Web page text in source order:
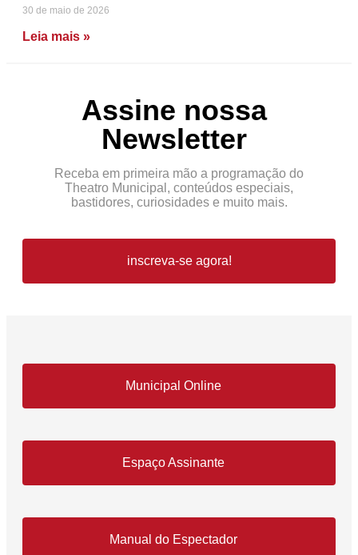
30 de maio de 2026
Leia mais »
Assine nossa
Newsletter
Receba em primeira mão a programação do
Theatro Municipal, conteúdos especiais,
bastidores, curiosidades e muito mais.
inscreva-se agora!
Municipal Online
Espaço Assinante
Manual do Espectador